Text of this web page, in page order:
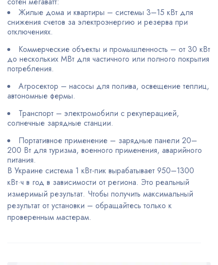
Жилые дома и квартиры – системы 3–15 кВт для
снижения счетов за электроэнергию и резерва при
отключениях.
Коммерческие объекты и промышленность – от 30 кВт
до нескольких МВт для частичного или полного покрытия
потребления.
Агросектор – насосы для полива, освещение теплиц,
автономные фермы.
Транспорт – электромобили с рекуперацией,
солнечные зарядные станции.
Портативное применение – зарядные панели 20–
200 Вт для туризма, военного применения, аварийного
питания.
В Украине система 1 кВт-пик вырабатывает 950–1300
кВт·ч в год в зависимости от региона. Это реальный
измеримый результат. Чтобы получить максимальный
результат от установки – обращайтесь только к
проверенным мастерам.